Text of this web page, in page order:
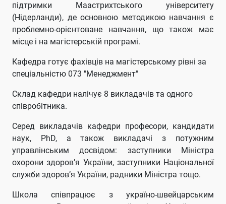
підтримки Маастрихтського університету
(Нідерланди), де основною методикою навчання є
проблемно-орієнтоване навчання, що також має
місце і на магістерській програмі.
Кафедра готує фахівців на магістерському рівні за
спеціальністю 073 "Менеджмент"
Склад кафедри налічує 8 викладачів та одного
співробітника.
Серед викладачів кафедри професори, кандидати
наук, PhD, а також викладачі з потужним
управлінським досвідом: заступники Міністра
охорони здоров’я України, заступники Національної
служби здоров’я України, радники Міністра тощо.
Школа співпрацює з україно-швейцарським